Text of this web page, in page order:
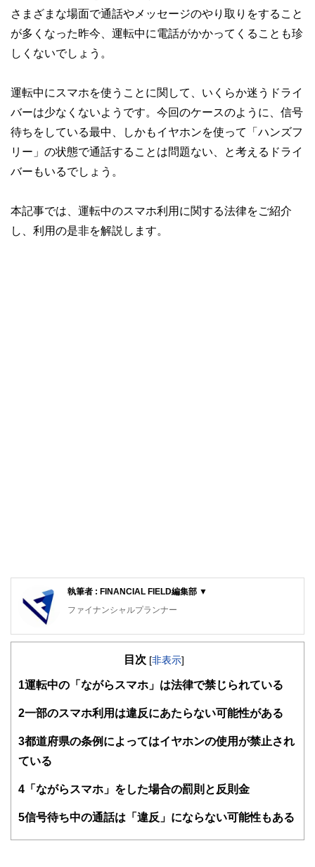
さまざまな場面で通話やメッセージのやり取りをすること
が多くなった昨今、運転中に電話がかかってくることも珍
しくないでしょう。
運転中にスマホを使うことに関して、いくらか迷うドライ
バーは少なくないようです。今回のケースのように、信号
待ちをしている最中、しかもイヤホンを使って「ハンズフ
リー」の状態で通話することは問題ない、と考えるドライ
バーもいるでしょう。
本記事では、運転中のスマホ利用に関する法律をご紹介
し、利用の是非を解説します。
執筆者 : FINANCIAL FIELD編集部 ▼
ファイナンシャルプランナー
FinancialField編集部は、金融、経済に関する記事を、日々
知識がない方でも理解できるようわかりやすく発信していま
得者を中心に「お金や暮らし」に関する書籍・雑誌の編集経
験者で構成され、企画立案から記事掲載まですべての工程に
ドバイザー、DCプランナー、公認会計士、社会保険労務
士、行政書士、投資アナリスト、キャリアコンサルタントな
かしく感じられる年金や税金、相続、保険、ローンなどの話
目次 [非表示]
1 運転中の「ながらスマホ」は法律で禁じられている
2一部のスマホ利用は違反にあたらない可能性がある
3都道府県の条例によってはイヤホンの使用が禁止され
ている
4 「ながらスマホ」をした場合の罰則と反則金
5信号待ち中の通話は「違反」にならない可能性もある